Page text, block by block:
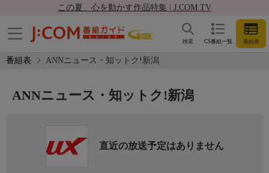
この夏、心を動かす作品特集 | J:COM TV
CS番組一覧 番組表
検索
番組表 ANNニュース・知ットク!新潟
ANNニュース・知ットク!新潟
直近の放送予定はありません